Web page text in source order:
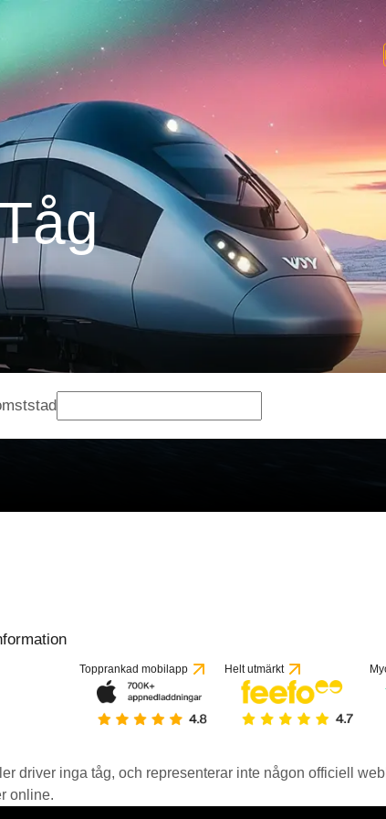
Topprankad mobilapp Helt utmärkt
driver inga tåg, och representerar inte någon officiell
online.